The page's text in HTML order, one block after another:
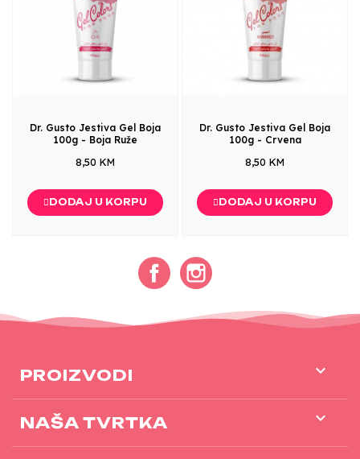
Dr. Gusto Jestiva Gel Boja
100g - Boja Ruže
8,50 KM
DODAJ U KORPU
Dr. Gusto Jestiva Gel Boja
100g - Crvena
8,50 KM
DODAJ U KORPU
Facebook
PROIZVODI 
NAŠA TVRTKA 